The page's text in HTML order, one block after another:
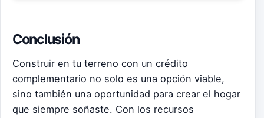
Conclusión
Construir en tu terreno con un crédito
complementario no solo es una opción viable,
sino también una oportunidad para crear el hogar
que siempre soñaste. Con los recursos